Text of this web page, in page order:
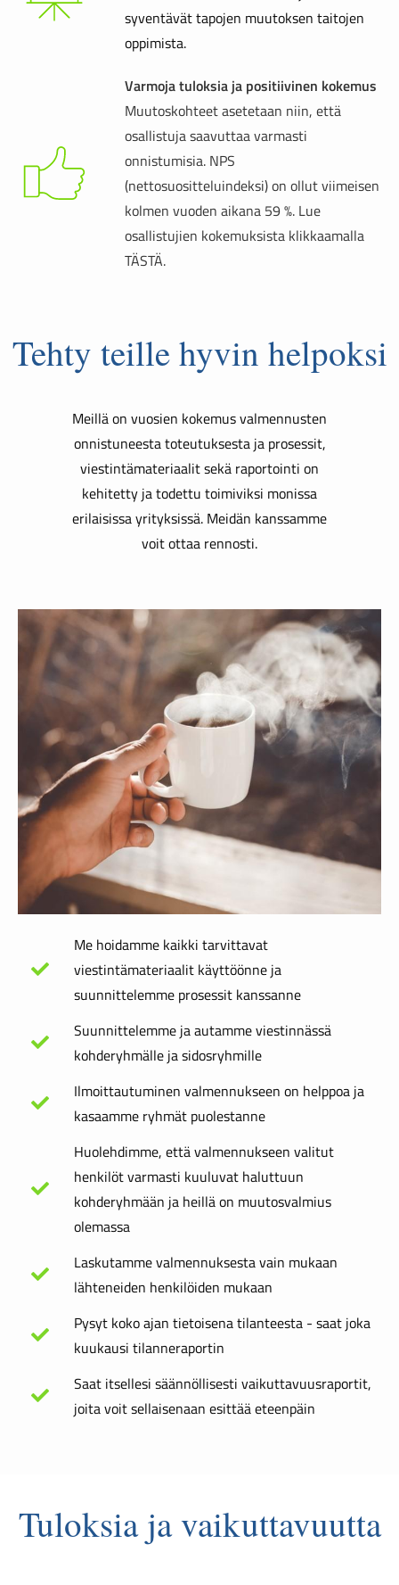
syventävät tapojen muutoksen taitojen
oppimista.
Varmoja tuloksia ja positiivinen kokemus
Muutoskohteet asetetaan niin, että
osallistuja saavuttaa varmasti
onnistumisia. NPS
(nettosuositteluindeksi) on ollut viimeisen
kolmen vuoden aikana 59 %. Lue
osallistujien kokemuksista klikkaamalla
TÄSTÄ.
Tehty teille hyvin helpoksi
Meillä on vuosien kokemus valmennusten
onnistuneesta toteutuksesta ja prosessit,
viestintämateriaalit sekä raportointi on
kehitetty ja todettu toimiviksi monissa
erilaisissa yrityksissä. Meidän kanssamme
voit ottaa rennosti.
Me hoidamme kaikki tarvittavat
viestintämateriaalit käyttöönne ja
suunnittelemme prosessit kanssanne
Suunnittelemme ja autamme viestinnässä
kohderyhmälle ja sidosryhmille
Ilmoittautuminen valmennukseen on helppoa ja
kasaamme ryhmät puolestanne
Huolehdimme, että valmennukseen valitut
henkilöt varmasti kuuluvat haluttuun
kohderyhmään ja heillä on muutosvalmius
olemassa
Laskutamme valmennuksesta vain mukaan
lähteneiden henkilöiden mukaan
Pysyt koko ajan tietoisena tilanteesta - saat joka
kuukausi tilanneraportin
Saat itsellesi säännöllisesti vaikuttavuusraportit,
joita voit sellaisenaan esittää eteenpäin
Tuloksia ja vaikuttavuutta